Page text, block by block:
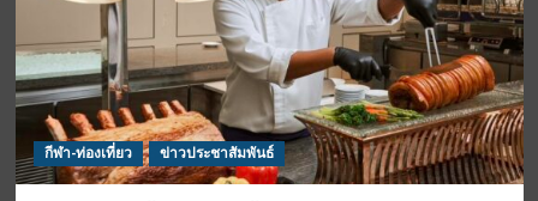
กีฬา-ท่องเที่ยว ข่าวประชาสัมพันธ์